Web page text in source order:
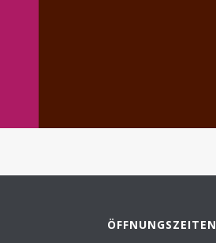
ÖFFNUNGSZEITEN